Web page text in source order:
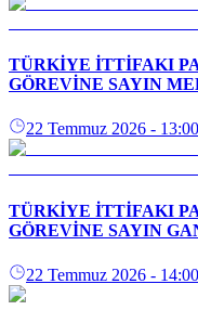
TÜRKİYE İTTİFAKI
GÖREVİNE SAYIN
22 Temmuz 2026 - 13:00
TÜRKİYE İTTİFAKI
GÖREVİNE SAYIN
22 Temmuz 2026 - 14:00